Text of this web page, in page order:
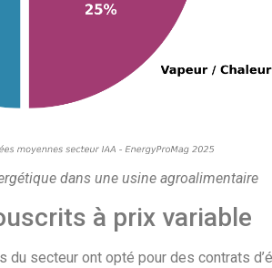
dans une usine agroalimentaire
à prix variable
secteur ont opté pour des contrats